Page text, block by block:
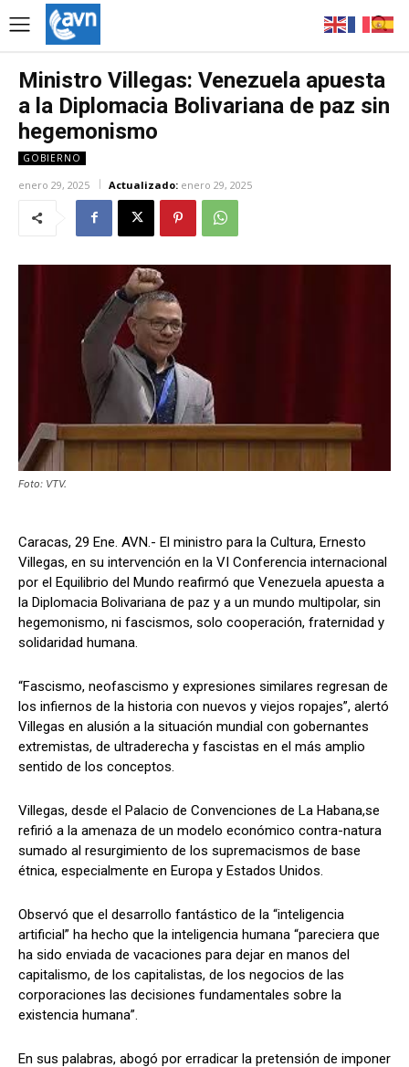
Ministro Villegas: Venezuela apuesta
a la Diplomacia Bolivariana de paz sin
hegemonismo
GOBIERNO
enero 29, 2025 Actualizado: enero 29, 2025
Foto: VTV.
Caracas, 29 Ene. AVN.- El ministro para la Cultura, Ernesto
Villegas, en su intervención en la VI Conferencia internacional
por el Equilibrio del Mundo reafirmó que Venezuela apuesta a
la Diplomacia Bolivariana de paz y a un mundo multipolar, sin
hegemonismo, ni fascismos, solo cooperación, fraternidad y
solidaridad humana.
“Fascismo, neofascismo y expresiones similares regresan de
los infiernos de la historia con nuevos y viejos ropajes”, alertó
Villegas en alusión a la situación mundial con gobernantes
extremistas, de ultraderecha y fascistas en el más amplio
sentido de los conceptos.
Villegas, desde el Palacio de Convenciones de La Habana,se
refirió a la amenaza de un modelo económico contra-natura
sumado al resurgimiento de los supremacismos de base
étnica, especialmente en Europa y Estados Unidos.
Observó que el desarrollo fantástico de la “inteligencia
artificial” ha hecho que la inteligencia humana “pareciera que
ha sido enviada de vacaciones para dejar en manos del
capitalismo, de los capitalistas, de los negocios de las
corporaciones las decisiones fundamentales sobre la
existencia humana”.
En sus palabras, abogó por erradicar la pretensión de imponer